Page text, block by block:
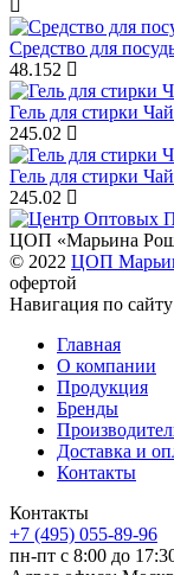
Средство для
48.152
Гель для стирки
245.02
Гель для стирки
245.02
ЦОП «Марьина
© 2022 ЦОП
офертой
Навигация по сайту
Главная
О компании
Продукция
Бренды
Доставка и
Контакты
Контакты
+7 (495) 055-89-96
пн-пт с 8:00 до